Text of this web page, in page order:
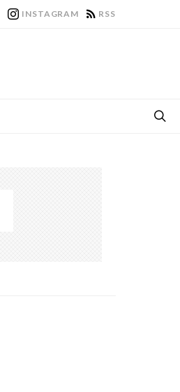
INSTAGRAM RSS